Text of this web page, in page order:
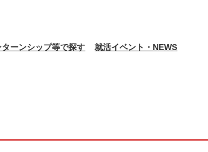
ターンシップ等で探す 就活イベント・NEWS